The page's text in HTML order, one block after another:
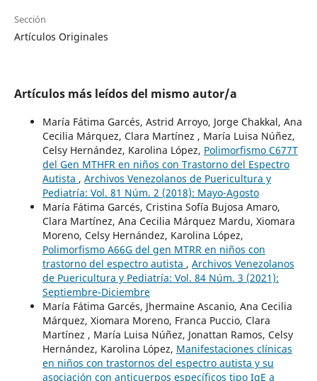
Sección
Artículos Originales
Artículos más leídos del mismo autor/a
María Fátima Garcés, Astrid Arroyo, Jorge Chakkal, Ana
Cecilia Márquez, Clara Martínez , María Luisa Núñez,
Celsy Hernández, Karolina López, Polimorfismo C677T
del Gen MTHFR en niños con Trastorno del Espectro
Autista , Archivos Venezolanos de Puericultura y
Pediatría: Vol. 81 Núm. 2 (2018): Mayo-Agosto
María Fátima Garcés, Cristina Sofía Bujosa Amaro,
Clara Martínez, Ana Cecilia Márquez Mardu, Xiomara
Moreno, Celsy Hernández, Karolina López,
Polimorfismo A66G del gen MTRR en niños con
trastorno del espectro autista , Archivos Venezolanos
de Puericultura y Pediatría: Vol. 84 Núm. 3 (2021):
Septiembre-Diciembre
María Fátima Garcés, Jhermaine Ascanio, Ana Cecilia
Márquez, Xiomara Moreno, Franca Puccio, Clara
Martínez , María Luisa Núñez, Jonattan Ramos, Celsy
Hernández, Karolina López, Manifestaciones clínicas
en niños con trastornos del espectro autista y su
asociación con anticuerpos específicos tipo IgE a